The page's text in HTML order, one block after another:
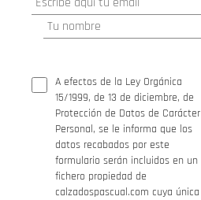
A efectos de la Ley Orgánica
15/1999, de 13 de diciembre, de
Protección de Datos de Carácter
Personal, se le informa que los
datos recabados por este
formulario serán incluidos en un
fichero propiedad de
calzadospascual.com cuya única